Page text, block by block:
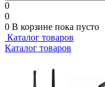
0
0
0 В корзине пока пусто
Каталог товаров
Каталог товаров